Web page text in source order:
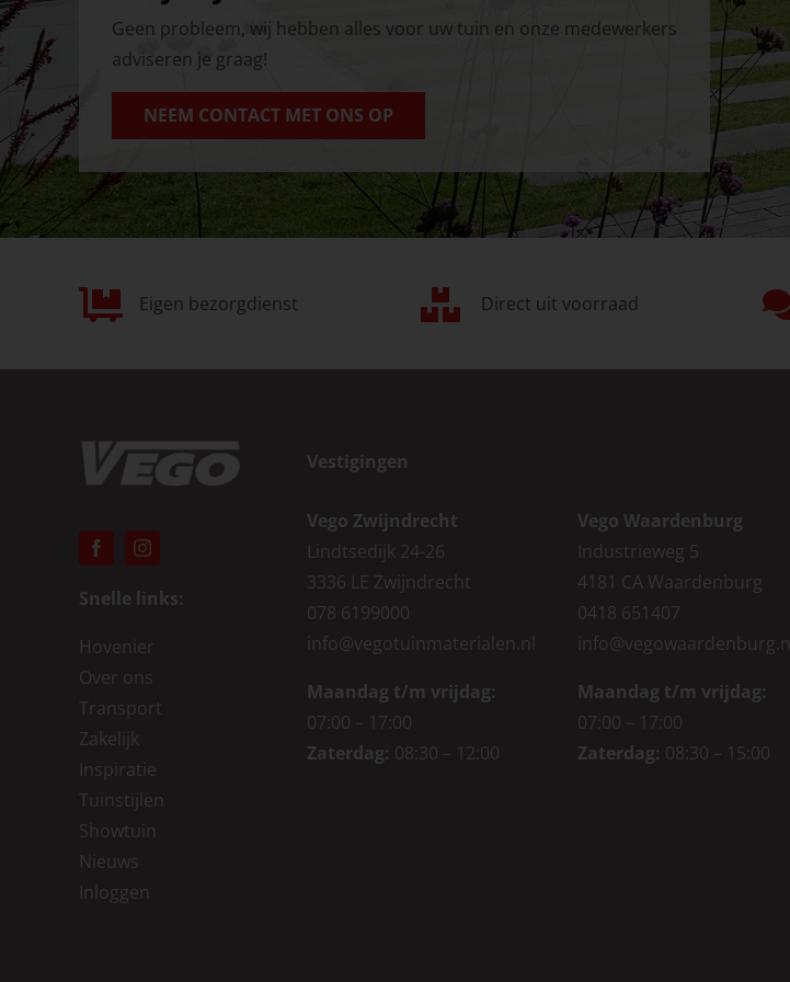
Geen probleem, wij hebben alles voor uw tuin en onze medewerkers
adviseren je graag!
NEEM CONTACT MET ONS OP
Eigen bezorgdienst Direct uit voorraad
Snelle links:
Hovenier
Over ons
Transport
Zakelijk
Inspiratie
Tuinstijlen
Showtuin
Nieuws
Inloggen
Vestigingen
Vego Zwijndrecht
Lindtsedijk 24-26
3336 LE Zwijndrecht
078 6199000
info@vegotuinmaterialen.nl
Maandag t/m vrijdag:
07:00 – 17:00
Zaterdag: 08:30 – 12:00
Vego Waardenburg
Industrieweg 5
4181 CA Waardenburg
0418 651407
info@vegowaardenburg.nl
Maandag t/m vrijdag:
07:00 – 17:00
Zaterdag: 08:30 – 15:00